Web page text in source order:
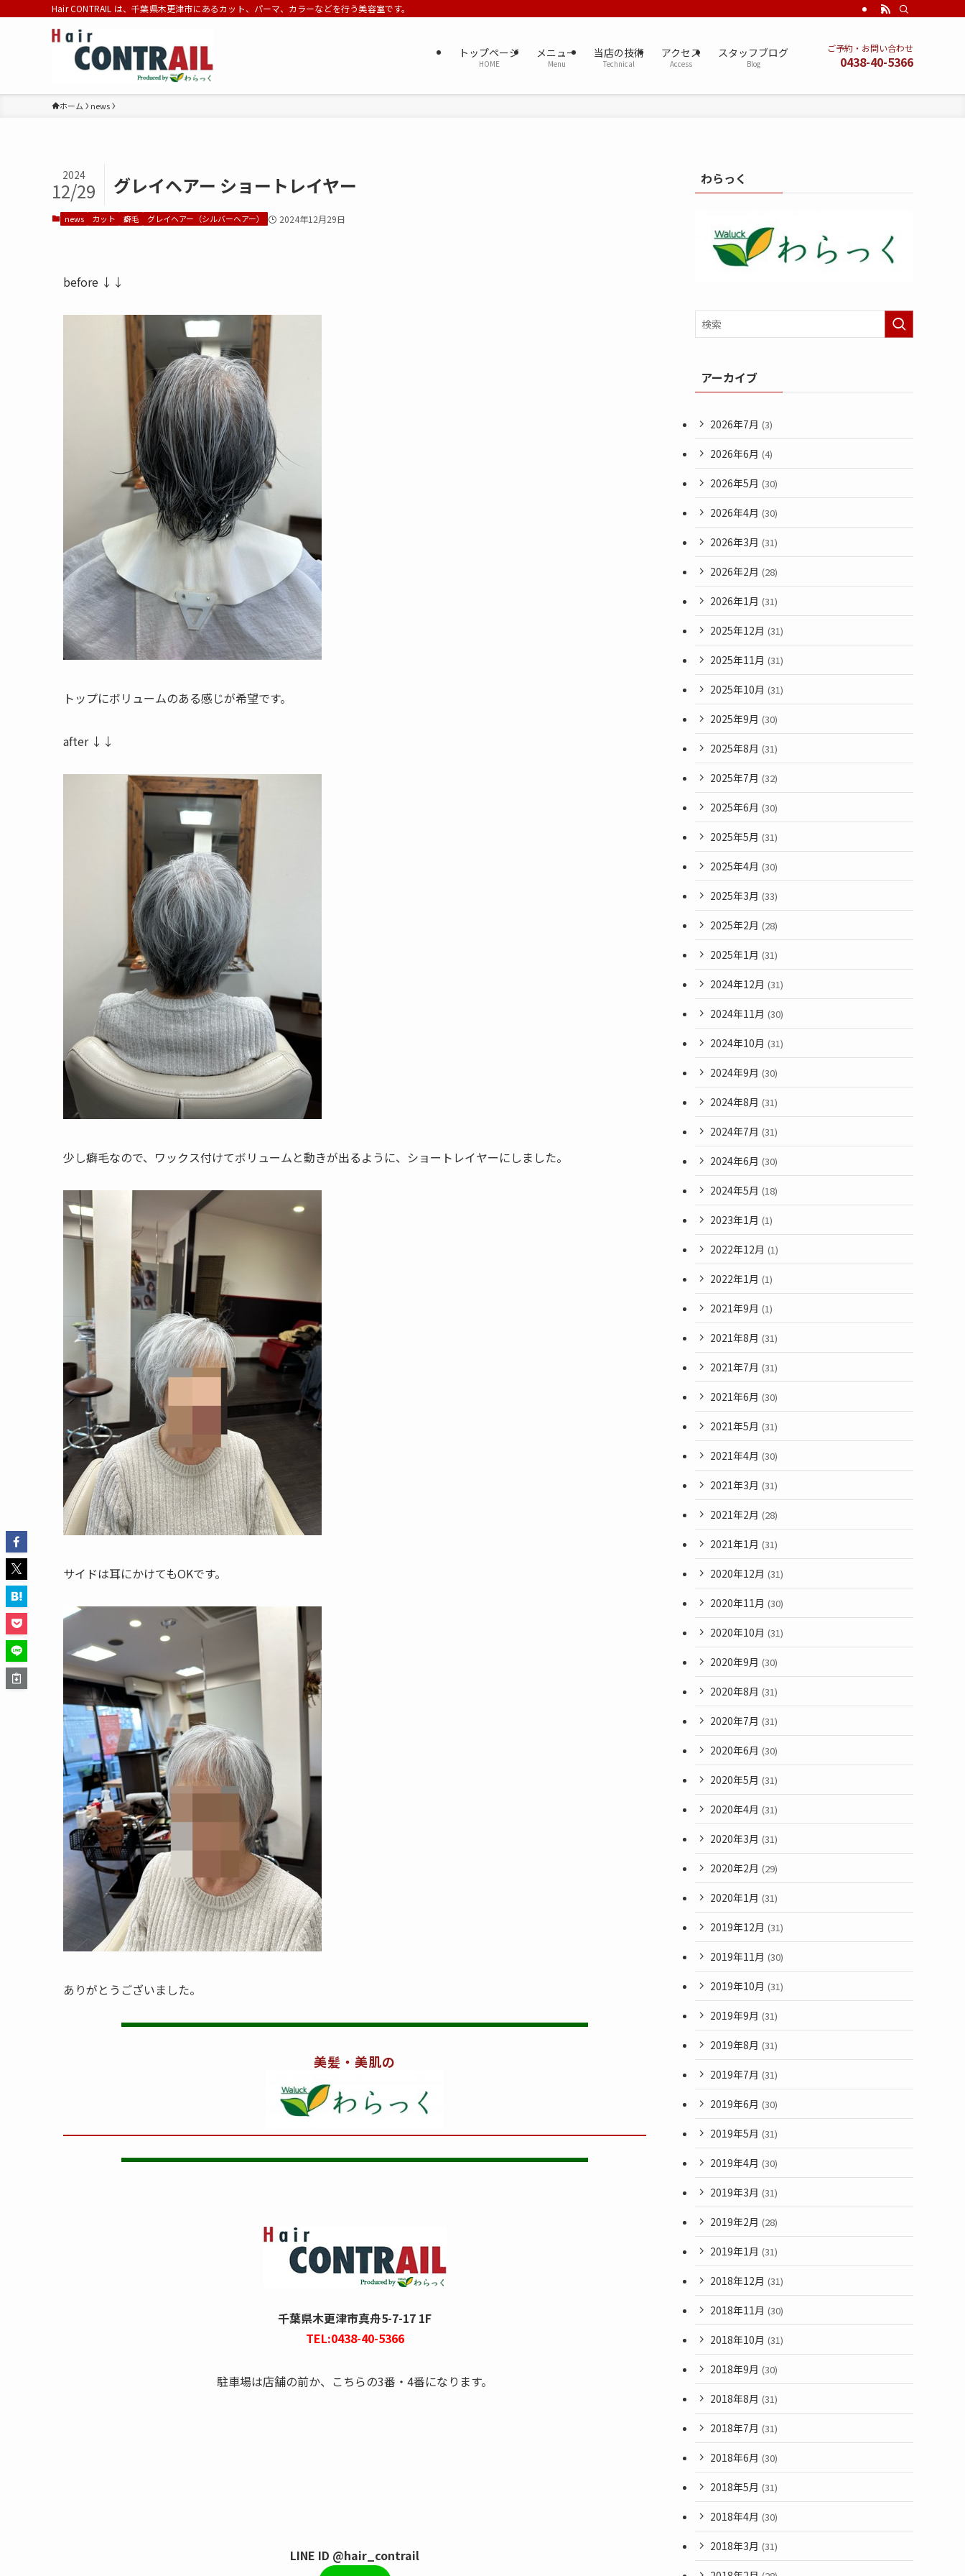
Hair CONTRAIL は、千葉県木更津市にあるカット、パーマ、カラーなどを行う美容室です。
トップページ
HOME
メニュー
Menu
当店の技術
Technical
アクセス
Access
スタッフブログ
Blog
ご予約・お問い合わせ
0438-40-5366
ホーム news
グレイヘアー ショートレイヤー
2024
12/29
news カット 癖毛 グレイヘアー（シルバーヘアー） 2024年12月29日
before ↓↓
トップにボリュームのある感じが希望です。
after ↓↓
少し癖毛なので、ワックス付けてボリュームと動きが出るように、ショートレイヤーにしました。
サイドは耳にかけてもOKです。
ありがとうございました。
美髪・美肌の
千葉県木更津市真舟5-7-17 1F
TEL:0438-40-5366
駐車場は店舗の前か、こちらの3番・4番になります。
LINE ID @hair_contrail
わらっく
アーカイブ
2026年7月 (3)
2026年6月 (4)
2026年5月 (30)
2026年4月 (30)
2026年3月 (31)
2026年2月 (28)
2026年1月 (31)
2025年12月 (31)
2025年11月 (31)
2025年10月 (31)
2025年9月 (30)
2025年8月 (31)
2025年7月 (32)
2025年6月 (30)
2025年5月 (31)
2025年4月 (30)
2025年3月 (33)
2025年2月 (28)
2025年1月 (31)
2024年12月 (31)
2024年11月 (30)
2024年10月 (31)
2024年9月 (30)
2024年8月 (31)
2024年7月 (31)
2024年6月 (30)
2024年5月 (18)
2023年1月 (1)
2022年12月 (1)
2022年1月 (1)
2021年9月 (1)
2021年8月 (31)
2021年7月 (31)
2021年6月 (30)
2021年5月 (31)
2021年4月 (30)
2021年3月 (31)
2021年2月 (28)
2021年1月 (31)
2020年12月 (31)
2020年11月 (30)
2020年10月 (31)
2020年9月 (30)
2020年8月 (31)
2020年7月 (31)
2020年6月 (30)
2020年5月 (31)
2020年4月 (31)
2020年3月 (31)
2020年2月 (29)
2020年1月 (31)
2019年12月 (31)
2019年11月 (30)
2019年10月 (31)
2019年9月 (31)
2019年8月 (31)
2019年7月 (31)
2019年6月 (30)
2019年5月 (31)
2019年4月 (30)
2019年3月 (31)
2019年2月 (28)
2019年1月 (31)
2018年12月 (31)
2018年11月 (30)
2018年10月 (31)
2018年9月 (30)
2018年8月 (31)
2018年7月 (31)
2018年6月 (30)
2018年5月 (31)
2018年4月 (30)
2018年3月 (31)